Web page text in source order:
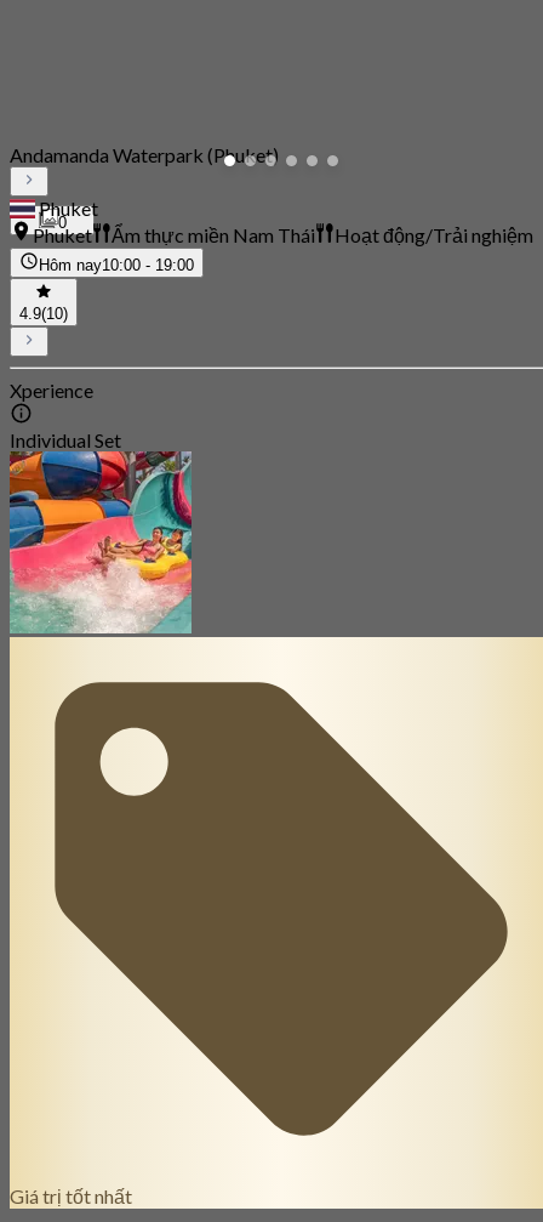
0
Andamanda Waterpark (Phuket)
Phuket
Phuket
Ẩm thực miền Nam Thái Hoạt động/Trải nghiệm
Hôm nay10:00 - 19:00
4.9(10)
Xperience
Individual Set
Giá trị tốt nhất